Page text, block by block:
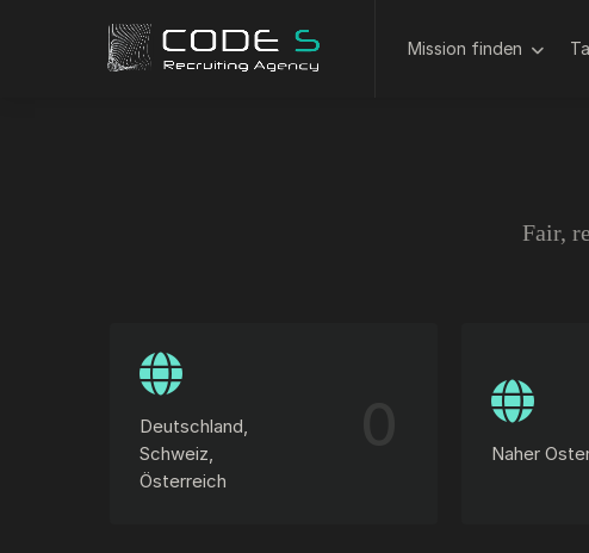
Mission finden
Fair,
Deutschland,
Schweiz,
Österreich
Naher